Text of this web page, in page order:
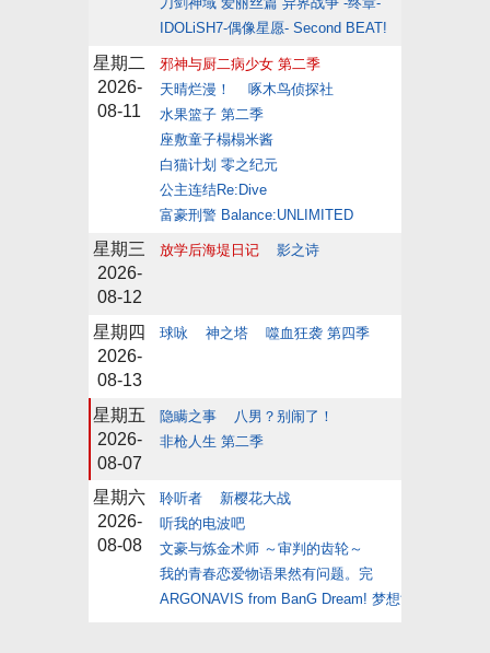
IDOLiSH7-偶像星愿- Second BEAT!
星期二
2026-
08-11
邪神与厨二病少女 第二季
天晴烂漫！
啄木鸟侦探社
水果篮子 第二季
座敷童子榻榻米酱
白猫计划 零之纪元
公主连结Re:Dive
富豪刑警 Balance:UNLIMITED
星期三
2026-
08-12
放学后海堤日记 影之诗
星期四
2026-
08-13
球咏 神之塔 噬血狂袭 第四季
星期五
2026-
08-07
隐瞒之事
八男？别闹了！
非枪人生 第二季
星期六
2026-
08-08
聆听者
新樱花大战
听我的电波吧
文豪与炼金术师 ～审判的齿轮～
我的青春恋爱物语果然有问题。完
ARGONAVIS from BanG Dream! 梦想协奏曲